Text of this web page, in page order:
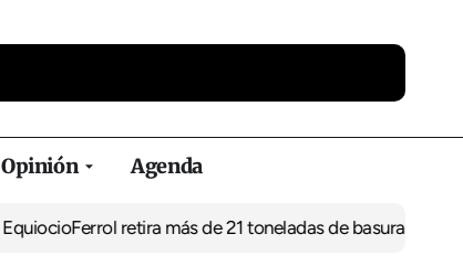
Opinión Agenda
Ferrol retira más de 21 toneladas de basura de vertederos